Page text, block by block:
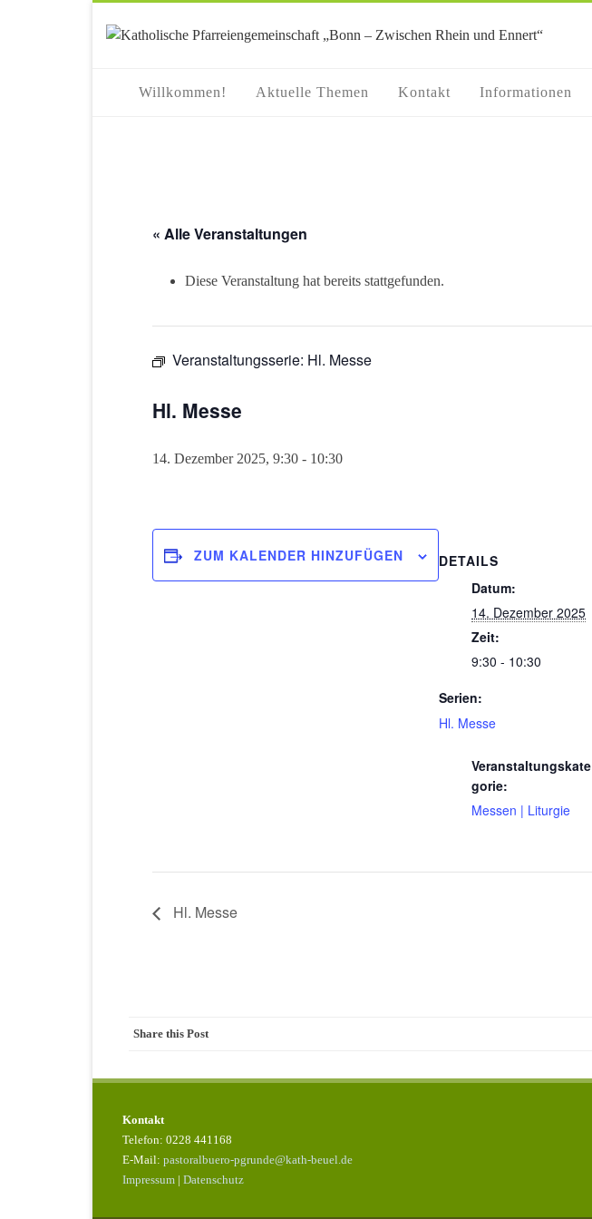
Willkommen! Aktuelle Themen Kontakt Informationen
« Alle Veranstaltungen
Diese Veranstaltung hat bereits stattgefunden.
Veranstaltungsserie: Hl. Messe
Hl. Messe
14. Dezember 2025, 9:30 - 10:30
ZUM KALENDER HINZUFÜGEN
DETAILS
Datum:
14. Dezember 2025
Zeit:
9:30 - 10:30
Serien:
Hl. Messe
Veranstaltungskate
gorie:
Messen | Liturgie
Hl. Messe
Share this Post
Kontakt
Telefon: 0228 441168
E-Mail: pastoralbuero-pgrunde@kath-beuel.de
Impressum | Datenschutz